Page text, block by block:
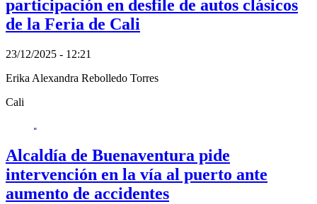
participación en desfile de autos clásicos
de la Feria de Cali
23/12/2025 - 12:21
Erika Alexandra Rebolledo Torres
Cali
Alcaldía de Buenaventura pide
intervención en la vía al puerto ante
aumento de accidentes